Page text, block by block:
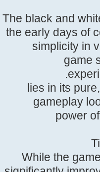
The black and
the early days of
simplicity in
game
lies in its
gameplay
power
While the